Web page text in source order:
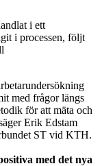
i ett
i processen, följt
med frågor längs
för att mäta och
Erik Edstam
ST vid KTH.
med det nya